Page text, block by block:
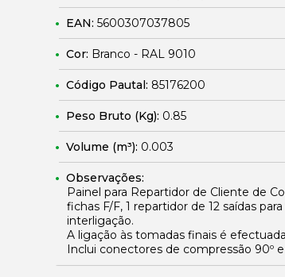
EAN: 5600307037805
Cor: Branco - RAL 9010
Código Pautal: 85176200
Peso Bruto (Kg): 0.85
Volume (m³): 0.003
Observações:
Painel para Repartidor de Cliente de
fichas F/F, 1 repartidor de 12 saídas
interligação.
A ligação às tomadas finais é
Inclui conectores de compressão 90º